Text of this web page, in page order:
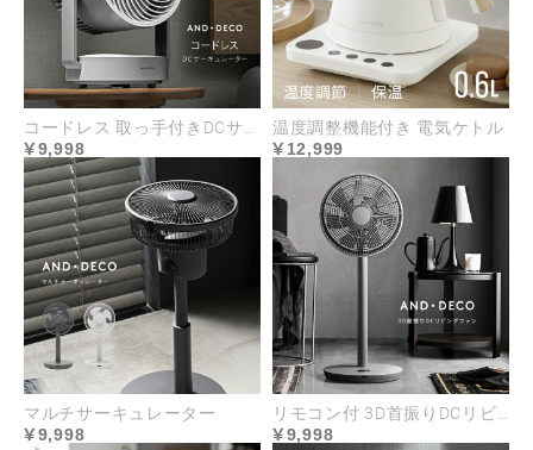
コードレス 取っ手付きDCサーキュレーター
9,998
温度調整機能付き 電気ケトル
12,999
マルチサーキュレーター
9,998
リモコン付 3D首振りDCリビングファン
9,998